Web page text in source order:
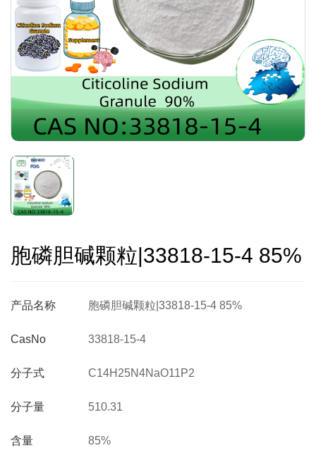
胞磷胆碱颗粒|33818-15-4 85%
产品名称
CasNo
分子式
分子量
含量
胞磷胆碱颗粒|33818-15-4 85%
33818-15-4
C14H25N4NaO11P2
510.31
85%